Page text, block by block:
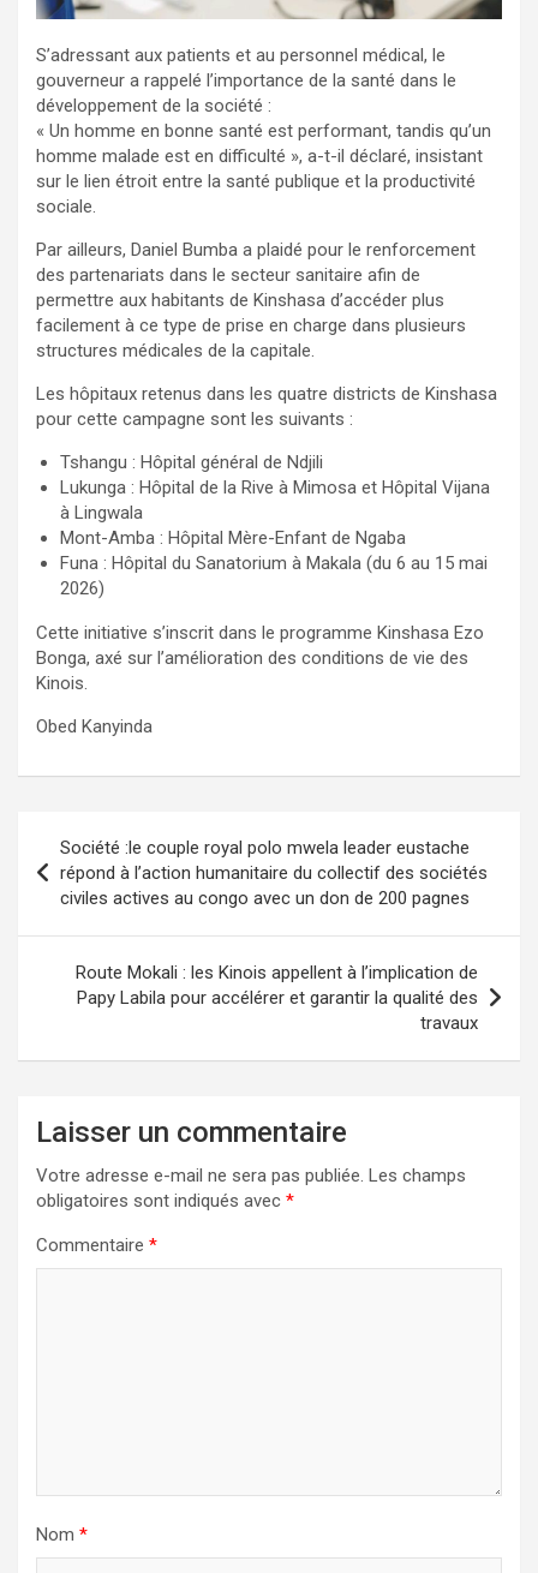
S’adressant aux patients et au personnel médical, le
gouverneur a rappelé l’importance de la santé dans le
développement de la société :
« Un homme en bonne santé est performant, tandis qu’un
homme malade est en difficulté », a-t-il déclaré, insistant
sur le lien étroit entre la santé publique et la productivité
sociale.
Par ailleurs, Daniel Bumba a plaidé pour le renforcement
des partenariats dans le secteur sanitaire afin de
permettre aux habitants de Kinshasa d’accéder plus
facilement à ce type de prise en charge dans plusieurs
structures médicales de la capitale.
Les hôpitaux retenus dans les quatre districts de Kinshasa
pour cette campagne sont les suivants :
Tshangu : Hôpital général de Ndjili
Lukunga : Hôpital de la Rive à Mimosa et Hôpital Vijana
à Lingwala
Mont-Amba : Hôpital Mère-Enfant de Ngaba
Funa : Hôpital du Sanatorium à Makala (du 6 au 15 mai
2026)
Cette initiative s’inscrit dans le programme Kinshasa Ezo
Bonga, axé sur l’amélioration des conditions de vie des
Kinois.
Obed Kanyinda
de
l’article
Société :le couple royal polo mwela leader eustache
répond à l’action humanitaire du collectif des sociétés
civiles actives au congo avec un don de 200 pagnes
Route Mokali : les Kinois appellent à l’implication de
Papy Labila pour accélérer et garantir la qualité des
travaux
Laisser un commentaire
Votre adresse e-mail ne sera pas publiée. Les champs
obligatoires sont indiqués avec *
Commentaire *
Nom *